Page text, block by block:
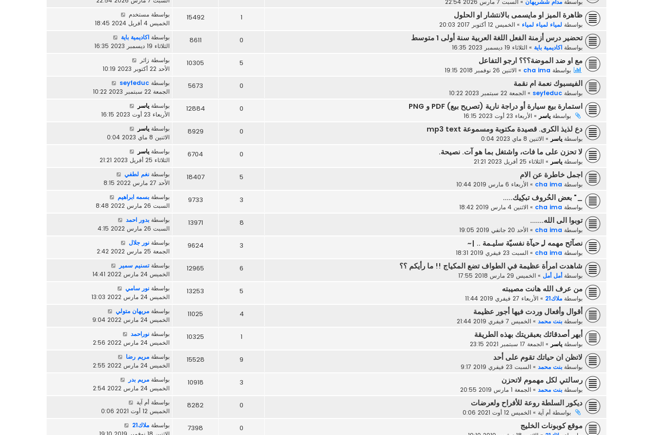
بواسطة مدام ششريهان » السبت 7 مارس 2026 22:54
ظاهرة الميز او مايسمى بالانتشار او الحلول
بواسطة لمياء لمياء لمياء » الخميس 12 أكتوبر 2017 20:03
1
15492 بواسطة مستخدم
الخميس 4 أفريل 2024 18:45
تحضير درس أزمنة الفعل اللغة العربية سنة أولى 1 متوسط
بواسطة اكاديمية باية » الثلاثاء 19 ديسمبر 2023 16:35
0
8611 بواسطة اكاديمية باية
الثلاثاء 19 ديسمبر 2023 16:35
مع او ضد الموضة؟؟؟ ارجو التفاعل
بواسطة cha ima
» الاثنين 26 نوفمبر 2018 19:15
5
10305 بواسطة زائر
الأحد 22 أكتوبر 2023 10:19
الفيسبوك نعمة ام نقمة
بواسطة seyfeduc
» الجمعة 22 سبتمبر 2023 10:22
0
5673 بواسطة seyfeduc
الجمعة 22 سبتمبر 2023 10:22
استمارة بيع سيارة أو دراجة نارية (تصريح بيع) PDF و PNG
بواسطةياسر » الأربعاء 23 أوت 2023 16:15
0
12884 بواسطةياسر
الأربعاء 23 أوت 2023 16:15
دع لذيذ الكرى. قصيدة مكتوبة ومسموعة mp3 text
بواسطةياسر » الاثنين 8 ماي 2023 0:04
0
8929 بواسطةياسر
الاثنين 8 ماي 2023 0:04
لا تحزن على ما فات، واشتغل بما هو آت. نصيحة.
بواسطةياسر » الثلاثاء 25 أفريل 2023 21:21
0
6704 بواسطةياسر
الثلاثاء 25 أفريل 2023 21:21
اجمل خاطرة عن الام
بواسطة cha ima
» الأربعاء 6 مارس 2019 10:44
5
18407 بواسطة نغم لطفي
الأحد 27 مارس 2022 8:15
_" بعض الحُروف تبكِيك.....
بواسطة cha ima
» الاثنين 4 مارس 2019 18:42
3
9733 بواسطة بسمه ابراهيم
السبت 26 مارس 2022 8:48
توبوا الى الله.......
بواسطة cha ima
» الأحد 20 جانفي 2019 19:05
8
13971 بواسطة بدور احمد
السبت 26 مارس 2022 4:15
نصآئح مهمه لـِ حيآة نفسيّة سليـمة .. |~
بواسطة cha ima
» السبت 23 فيفري 2019 18:31
3
9624 بواسطة نور جلال
الجمعة 25 مارس 2022 2:42
شاهدت امرأة عظيمة في الطواف تضع المكياج !! ما رأيكم ؟؟
بواسطةأمل أمل » الخميس 29 مارس 2018 17:55
6
12965 بواسطةتسنيم سمير
الخميس 24 مارس 2022 14:41
من عرف الله هانت مصيبته
بواسطة ملاك21 » الأربعاء 27 فيفري 2019 11:44
5
13253 بواسطة نور سامي
الخميس 24 مارس 2022 13:03
أقوال وأفعال وردت فيها أجور عظيمة
بواسطة بنت محمد » الخميس 7 فيفري 2019 21:44
4
11025 بواسطة مريهان متولي
الخميس 24 مارس 2022 9:04
أبهر أصدقائك بعبقريتك بهذه الطريقة
بواسطةياسر » الجمعة 17 سبتمبر 2021 23:15
1
10325 بواسطة نوراحمد
الخميس 24 مارس 2022 2:56
لاتظن ان حياتك تقوم على أحد
بواسطة بنت محمد » السبت 23 فيفري 2019 9:17
9
15528 بواسطة مريم رضا
الخميس 24 مارس 2022 2:55
رسالتي لكل مهموم لاتحزن
بواسطة بنت محمد » الجمعة 1 مارس 2019 20:55
3
10918 بواسطة مريم بدر
الخميس 24 مارس 2022 2:54
ديكور السلطة روعة للأفراح ولعرضات
بواسطة أم آية » الخميس 12 أوت 2021 0:06
0
8282 بواسطة أم آية
الخميس 12 أوت 2021 0:06
موقع كوبونات الخليج 0
7398 بواسطة ملاك21